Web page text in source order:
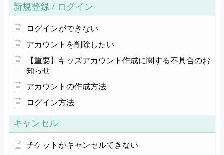
新規登録 / ログイン
ログインができない
アカウントを削除したい
【重要】キッズアカウント作成に関する不具合のお
知らせ
アカウントの作成方法
ログイン方法
キャンセル
チケットがキャンセルできない